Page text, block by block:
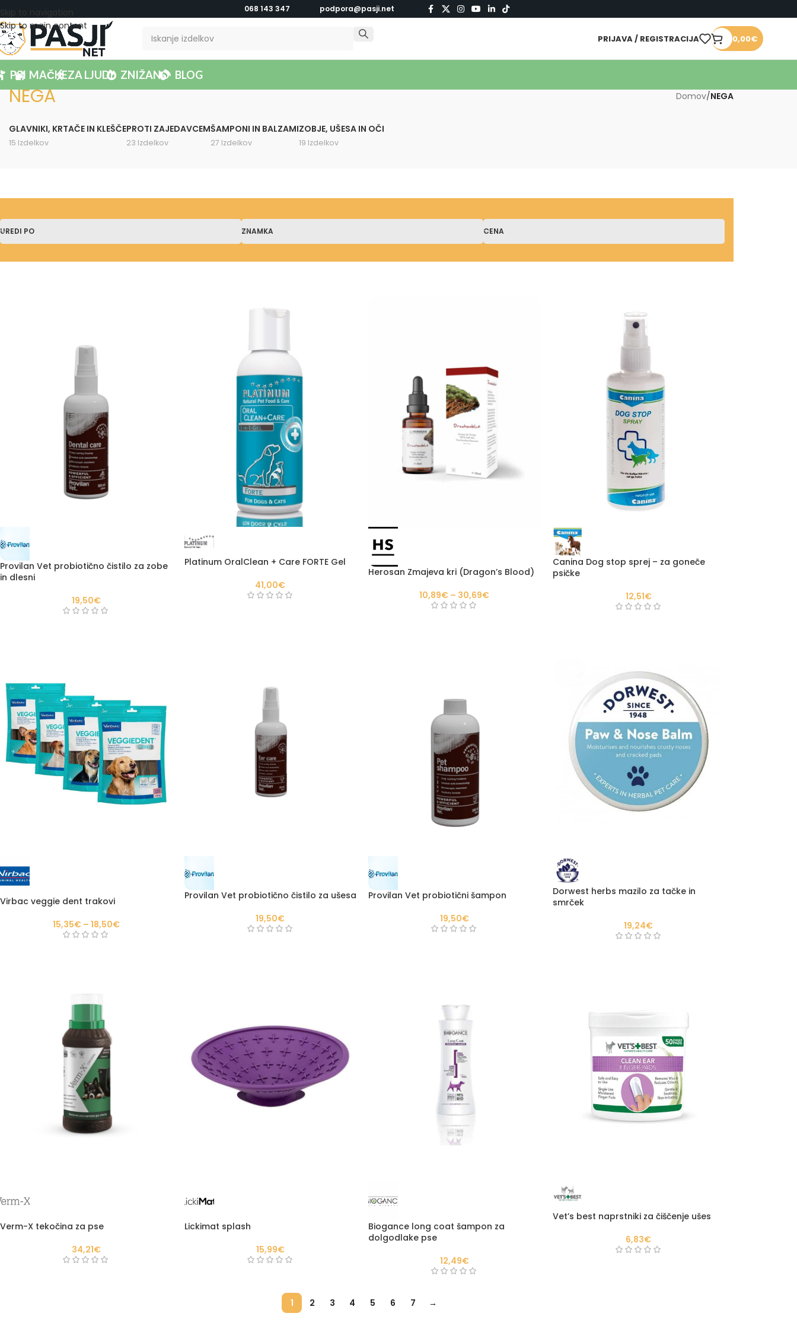
Skip to navigation
Skip to main content
068 143 347 podpora@pasji.net
PRIJAVA / REGISTRACIJA 0,00€
PSI MAČKEZA LJUDI ZNIŽANO BLOG
NEGA Domov/NEGA
GLAVNIKI, KRTAČE IN KLEŠČE
15 Izdelkov
PROTI ZAJEDAVCEM
23 Izdelkov
ŠAMPONI IN BALZAMI
27 Izdelkov
ZOBJE, UŠESA IN OČI
19 Izdelkov
UREDI PO ZNAMKA CENA
Provilan Vet probiotično čistilo za zobe
in dlesni
19,50€
Platinum OralClean + Care FORTE Gel
41,00€
Herosan Zmajeva kri (Dragon’s Blood)
10,89€ – 30,69€
Canina Dog stop sprej – za goneče
psičke
12,51€
Virbac veggie dent trakovi
15,35€ – 18,50€
Provilan Vet probiotično čistilo za ušesa
19,50€
Provilan Vet probiotični šampon
19,50€
Dorwest herbs mazilo za tačke in
smrček
19,24€
Verm-X tekočina za pse
34,21€
Lickimat splash
15,99€
Biogance long coat šampon za
dolgodlake pse
12,49€
Vet’s best naprstniki za čiščenje ušes
6,83€
1 2 3 4 5 6 7 →